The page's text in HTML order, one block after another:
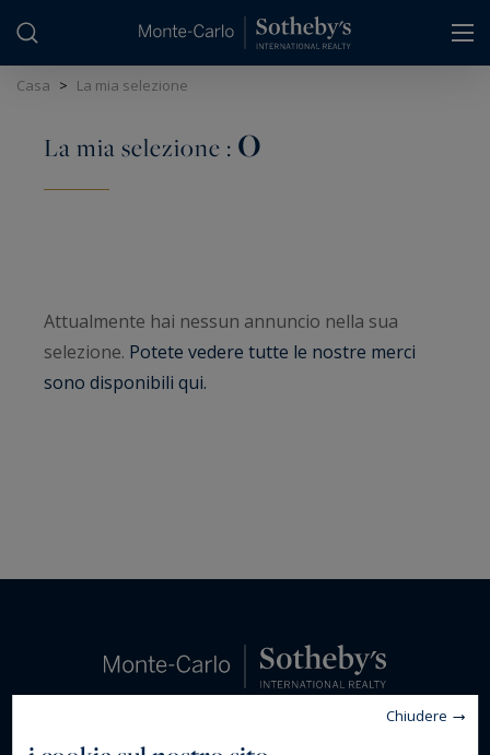
Casa > La mia selezione
La mia selezione : 0
Attualmente hai nessun annuncio nella sua
selezione. Potete vedere tutte le nostre merci
sono disponibili qui.
Chiudere